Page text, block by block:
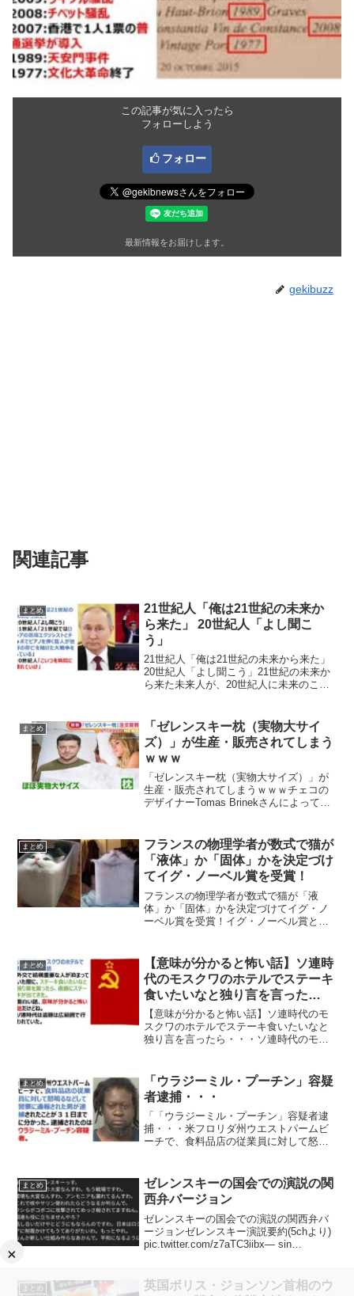
×
この記事が気に入ったら
フォローしよう
フォロー
最新情報をお届けします。
gekibuzz
関連記事
まとめ
21世紀人「俺は21世紀の未来か
ら来た」 20世紀人「よし聞こ
う」
21世紀人「俺は21世紀の未来から来た」
20世紀人「よし聞こう」21世紀の未来か
ら来た未来人が、20世紀人に未来のこと
ら…— ゑびっぷ@Vtuberイラスト
(@wev...
まとめ
「ゼレンスキー枕（実物大サイ
ズ）」が生産・販売されてしまう
ｗｗｗ
「ゼレンスキー枕（実物大サイズ）」が
生産・販売されてしまうｗｗｗチェコの
デザイナーTomas Brinekさんによって、
ライナ支援団体に寄付されることがわか
りました。ゼレ...
まとめ
フランスの物理学者が数式で猫が
「液体」か「固体」かを決定づけ
てイグ・ノーベル賞を受賞！
フランスの物理学者が数式で猫が「液
体」か「固体」かを決定づけてイグ・ノ
ーベル賞を受賞！イグ・ノーベル賞とい
のパロディーとなりますが、今回フラン
スの物理学者が数式で猫が「...
まとめ
【意味が分かると怖い話】ソ連時
代のモスクワのホテルでステーキ
食いたいなと独り言を言った
ら・・・
【意味が分かると怖い話】ソ連時代のモ
スクワのホテルでステーキ食いたいなと
独り言を言ったら・・・ソ連時代のモス
キ食いたいなと独り言を言ったら、夜飯
にステーキが出てきた。—...
まとめ
「ウラジーミル・プーチン」容疑
者逮捕・・・
「「ウラジーミル・プーチン」容疑者逮
捕・・・米フロリダ州ウエストパームビ
ーチで、食料品店の従業員に対して怒鳴
されたのは、ウラジーミル・プーチン容
疑者。ただし、この男は、...
まとめ
ゼレンスキーの国会での演説の関
西弁バージョン
ゼレンスキーの国会での演説の関西弁バ
ージョンゼレンスキー演説要約(5chより)
pic.twitter.com/z7aTC3iibx— sin
まとめ
英国ボリス・ジョンソン首相のウ